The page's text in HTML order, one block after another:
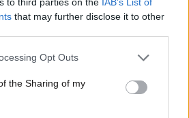
that may further disclose it to other
app uses one or more Google
usage behaviour. You may click to
Google and its third-party tags to
specified purposes in below Google
Opt Outs
the Sharing of my
ανθρώπων.
3
– Τα 33α γενέθλια και τα
Βασιλειάδη: «Καμία στιγμή